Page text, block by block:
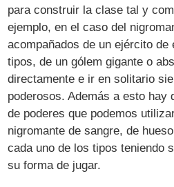
para construir la clase tal y
ejemplo, en el caso del
acompañados de un ejército de
tipos, de un gólem gigante o
directamente e ir en solitario
poderosos. Además a esto hay
de poderes que podemos
nigromante de sangre, de
cada uno de los tipos teniendo
su forma de jugar.